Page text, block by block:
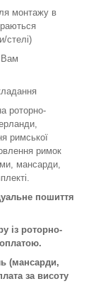
монтажу в
стелі)
Вам
роторно-
римської
римок
мансарди,
пошиття
із роторно-
(мансарди,
за висоту